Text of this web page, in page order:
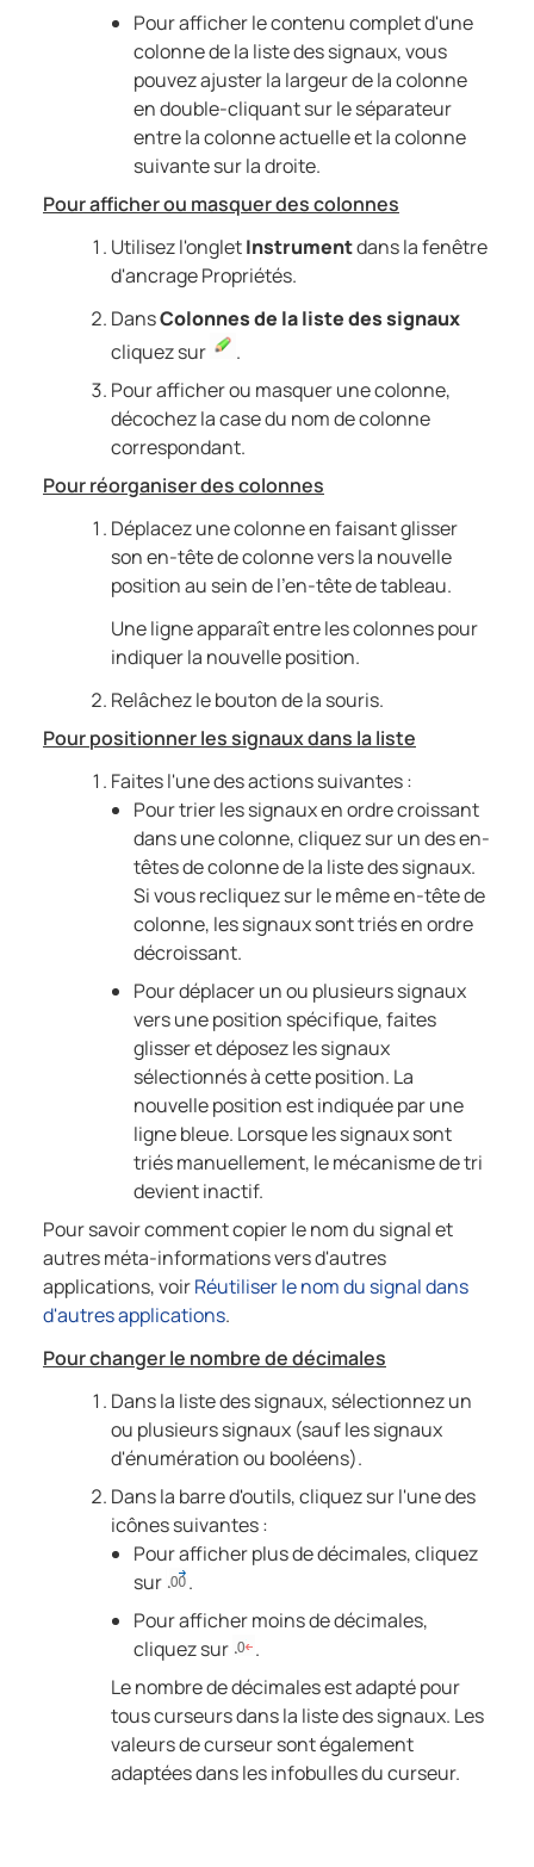
Pour afficher le contenu complet d'une
colonne de la liste des signaux, vous
pouvez ajuster la largeur de la colonne
en double-cliquant sur le séparateur
entre la colonne actuelle et la colonne
suivante sur la droite.
Pour afficher ou masquer des colonnes
Utilisez l'ongletInstrumentdans la fenêtre
d'ancrage Propriétés.
DansColonnes de la liste des signaux
cliquez sur
.
Pour afficher ou masquer une colonne,
décochez la case du nom de colonne
correspondant.
Pour réorganiser des colonnes
Déplacez une colonne en faisant glisser
son en-tête de colonne vers la nouvelle
position au sein de l'en-tête de tableau.
Une ligne apparaît entre les colonnes pour
indiquer la nouvelle position.
Relâchez le bouton de la souris.
Pour positionner les signaux dans la liste
Faites l'une des actions suivantes :
Pour trier les signaux en ordre croissant
dans une colonne, cliquez sur un des en-
têtes de colonne de la liste des signaux.
Si vous recliquez sur le même en-tête de
colonne, les signaux sont triés en ordre
décroissant.
Pour déplacer un ou plusieurs signaux
vers une position spécifique, faites
glisser et déposez les signaux
sélectionnés à cette position. La
nouvelle position est indiquée par une
ligne bleue. Lorsque les signaux sont
triés manuellement, le mécanisme de tri
devient inactif.
Pour savoir comment copier le nom du signal et
autres méta-informations vers d'autres
applications, voirRéutiliser le nom du signal dans
d'autres applications.
Pour changer le nombre de décimales
Dans la liste des signaux, sélectionnez un
ou plusieurs signaux (sauf les signaux
d'énumération ou booléens).
Dans la barre d'outils, cliquez sur l'une des
icônes suivantes :
Pour afficher plus de décimales, cliquez
sur
.
Pour afficher moins de décimales,
cliquez sur
.
Le nombre de décimales est adapté pour
tous curseurs dans la liste des signaux. Les
valeurs de curseur sont également
adaptées dans les infobulles du curseur.